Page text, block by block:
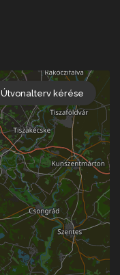
Útvonalterv kérése